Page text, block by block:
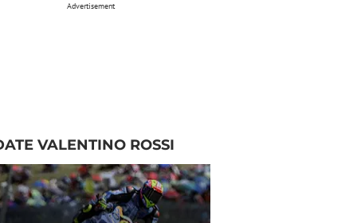
Advertisement
VALENTINO ROSSI